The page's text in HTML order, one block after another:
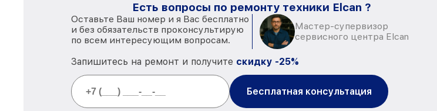
Есть вопросы по ремонту техники Elcan ?
Оставьте Ваш номер и я Вас бесплатно
и без обязательств проконсультирую
по всем интересующим вопросам.
Мастер-супервизор
сервисного центра Elcan
Запишитесь на ремонт и получите скидку -25%
Бесплатная консультация